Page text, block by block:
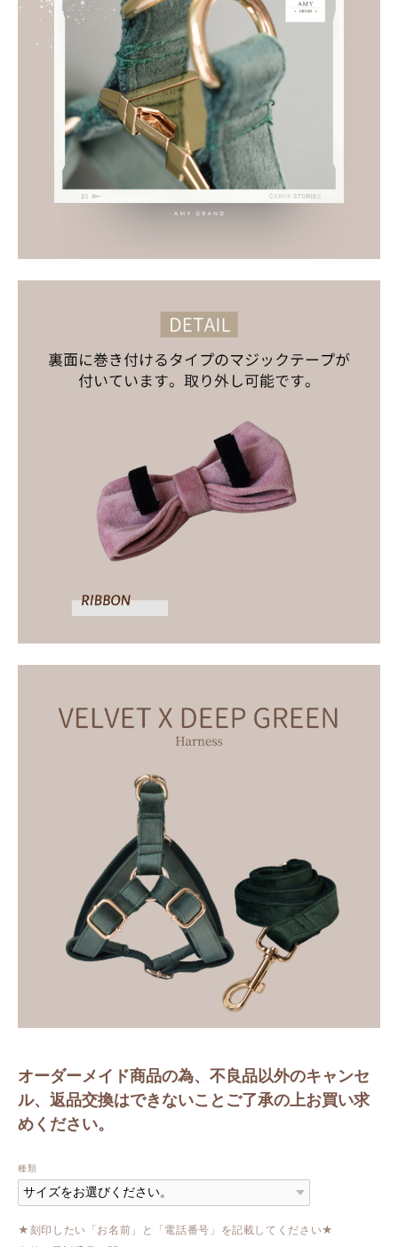
オーダーメイド商品の為、不良品以外のキャンセ
ル、返品交換はできないことご了承の上お買い求
めください。
種類
★刻印したい「お名前」と「電話番号」を記載してください★